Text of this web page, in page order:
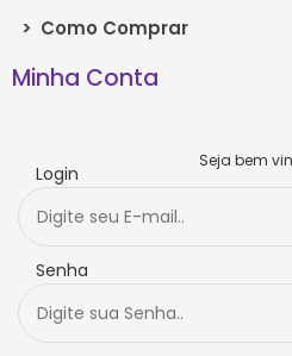
> Como Comprar
Minha Conta
Seja bem
Login
Senha